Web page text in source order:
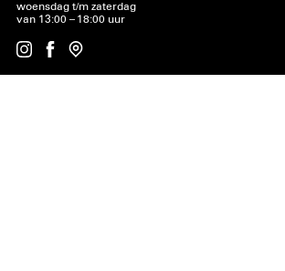
woensdag t/m zaterdag
van 13:00 – 18:00 uur